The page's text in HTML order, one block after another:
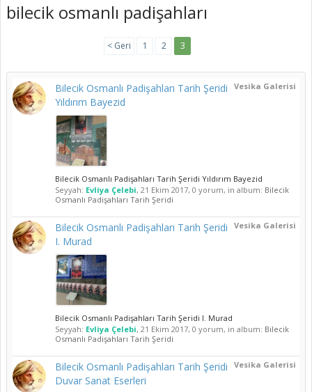
bilecik osmanlı padişahları
< Geri 1 2 3
Vesika Galerisi
Bilecik Osmanlı Padişahları Tarih Şeridi
Yıldırım Bayezid
Bilecik Osmanlı Padişahları Tarih Şeridi Yıldırım Bayezid
Seyyah: Evliya Çelebi, 21 Ekim 2017, 0 yorum, in album: Bilecik
Osmanlı Padişahları Tarih Şeridi
Vesika Galerisi
Bilecik Osmanlı Padişahları Tarih Şeridi
I. Murad
Bilecik Osmanlı Padişahları Tarih Şeridi I. Murad
Seyyah: Evliya Çelebi, 21 Ekim 2017, 0 yorum, in album: Bilecik
Osmanlı Padişahları Tarih Şeridi
Vesika Galerisi
Bilecik Osmanlı Padişahları Tarih Şeridi
Duvar Sanat Eserleri